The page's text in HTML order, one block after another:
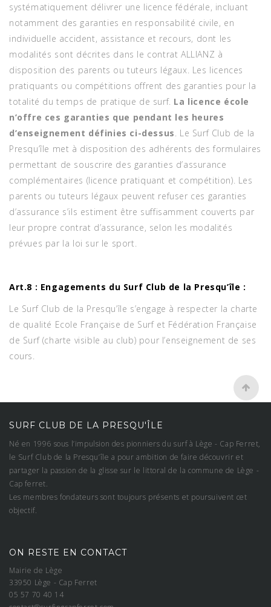
systématiquement délivrer une licence fédérale, incluant
notamment des garanties en responsabilité civile, en
individuelle accident, assistance et recours, dont les
modalités sont décrites dans le contrat ALLIANZ à
disposition des parents ou tuteurs légaux. Les licences
pratiquants ou compétitions offrent des garanties pour la
totalité du temps de pratique de surf. La licence école
n’offre ces garanties que pendant les heures
d’enseignement définies ci-dessus . Le Surf Club de la
Presqu’île met à disposition des adhérents des formulaires
permettant de souscrire des garanties d’assurance
complémentaires (licence pratiquant et compétition). Les
parents ou tuteurs légaux peuvent refuser ces garanties
d’assurance s’ils estiment être suffisamment couverts par
leur propre contrat d’assurance, selon les modalités
prévues par la loi sur le sport.
Art.8 : Engagements du Surf Club de la Presqu’île :
Le Surf Club de la Presqu’île s’engage à respecter la charte
de qualité Ecole Française de Surf et Fédération Française
de Surf (charte visible au club) pour l’enseignement de ses
cours.
SURF CLUB DE LA PRESQU'ÎLE
Né en 1996 sous l’impulsion des pionniers du surf à Lège - Cap Ferret,
le Surf Club de la Presqu’île a pour ambition de faire découvrir et
partager la passion de la glisse sur le littoral de la commune de Lège -
Cap ferret.
Les membres fondateurs sont toujours présents et poursuivent cet
objectif.
ON RESTE EN CONTACT
Mairie de Lège
33950 Lège - Cap Ferret
05 57 70 40 14